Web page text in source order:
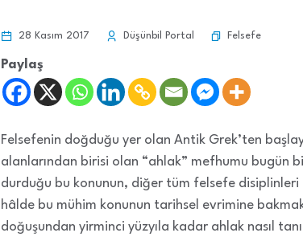
28 Kasım 2017 Düşünbil Portal Felsefe
Paylaş
Felsefenin doğduğu yer olan Antik Grek’ten
alanlarından birisi olan “ahlak” mefhumu bugün
durduğu bu konunun, diğer tüm felsefe disiplinleri
hâlde bu mühim konunun tarihsel evrimine
doğuşundan yirminci yüzyıla kadar ahlak nasıl